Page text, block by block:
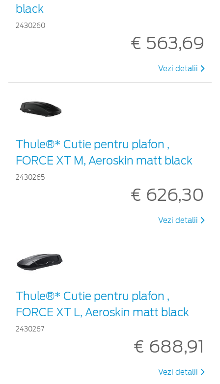
black
2430260
€ 563,69
Vezi detalii
Thule®* Cutie pentru plafon ,
FORCE XT M, Aeroskin matt black
2430265
€ 626,30
Vezi detalii
Thule®* Cutie pentru plafon ,
FORCE XT L, Aeroskin matt black
2430267
€ 688,91
Vezi detalii